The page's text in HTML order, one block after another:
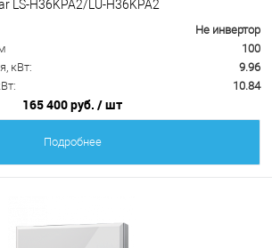
LS-H36KPA2/LU-H36KPA2
Не инвертор
100
кВт:
9.96
10.84
165 400 руб. / шт
Подробнее